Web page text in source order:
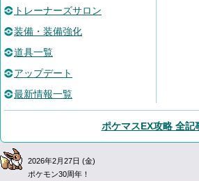
トレーナーズサロン
装備・装備強化
道具一覧
アップデート
最新情報一覧
ポケマスEX攻略 全記
2026年2月27日 (金)
ポケモン30周年！